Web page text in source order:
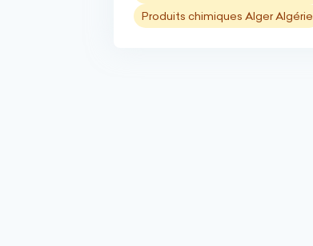
Produits chimiques Alger Algérie